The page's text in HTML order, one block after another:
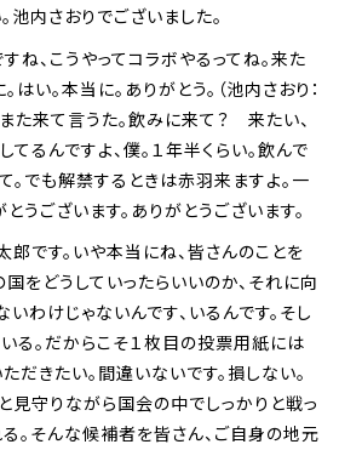
池内さおりでございました。
ね、こうやってコラボやるってね。来た
はい。本当に。ありがとう。（池内さおり：
また来て言うた。飲みに来て？ 来たい、
てるんですよ、僕。１年半くらい。飲んで
。でも解禁するときは赤羽来ますよ。一
うございます。ありがとうございます。
です。いや本当にね、皆さんのことを
国をどうしていったらいいのか、それに向
わけじゃないんです、いるんです。そし
いる。だからこそ１枚目の投票用紙には
だきたい。間違いないです。損しない。
見守りながら国会の中でしっかりと戦っ
る。そんな候補者を皆さん、ご自身の地元